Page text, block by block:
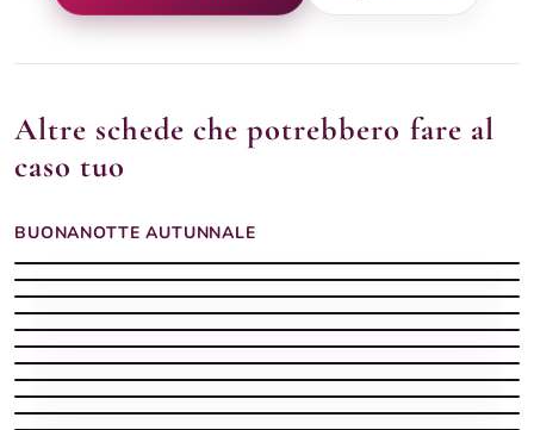
Altre schede che potrebbero fare al
caso tuo
BUONANOTTE AUTUNNALE
Buonanotte Autunno silenziosa
Buonanotte serena
Buonanotte Autunno leggera
Buonanotte Autunno con sera stellata
Buonanotte Autunno con sera tranquilla
Buonanotte Autunno sognatrice
Buonanotte autunnale serena
Buonanotte Autunno serena
Buonanotte autunnale con pioggia e luce del lampione
Buonanotte Autunno vellutata
Buonanotte autunnale soffusa